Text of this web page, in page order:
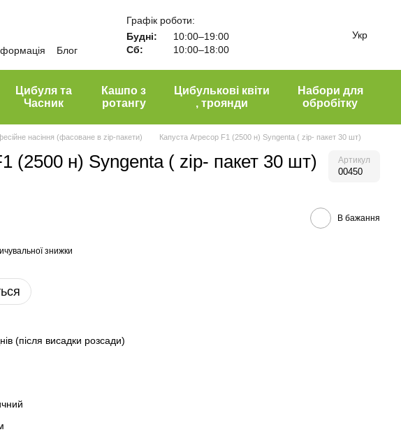
Блог
Графік роботи:
Будні:
10:00–19:00
Сб:
10:00–18:00
Укр
Цибуля та
Часник
Кашпо з
ротангу
Цибулькові квіти
, троянди
Набори для
обробітку
насіння (фасоване в zip-пакети) Капуста Агресор F1 (2500 н) Syngenta ( zip- пакет 30 шт)
(2500 н) Syngenta ( zip- пакет 30 шт) Артикул
00450
В бажання
знижки
(після висадки розсади)